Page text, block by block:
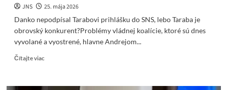
JNS
25. mája 2026
Danko nepodpísal Tarabovi prihlášku do SNS, lebo Taraba je
obrovský konkurent?Problémy vládnej koalície, ktoré sú dnes
vyvolané a vyostrené, hlavne Andrejom...
Čítajte viacRead
Danko